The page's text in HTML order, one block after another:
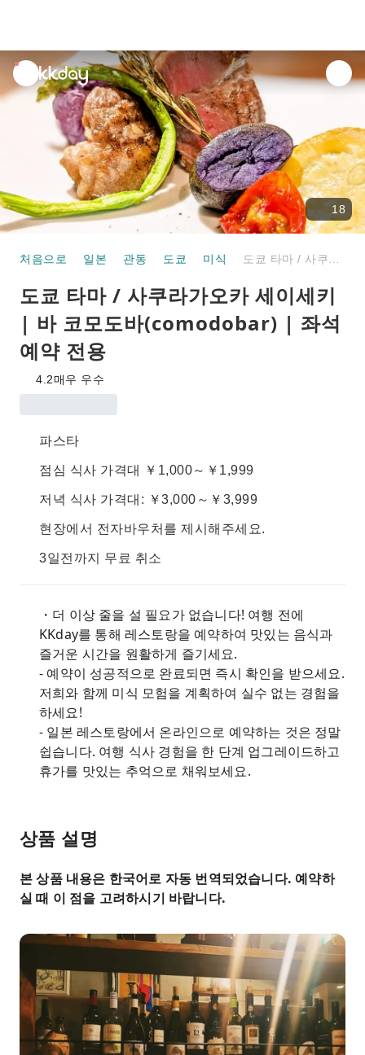
unread
notifications
18
처음으로 일본 관동 도쿄 미식
도쿄 타마 / 사쿠라가오카 세이세키
| 바 코모도바(comodobar) | 좌석
예약 전용
4.2매우 우수
파스타
점심 식사 가격대 ￥1,000～￥1,999
저녁 식사 가격대: ￥3,000～￥3,999
현장에서 전자바우처를 제시해주세요.
3일전까지 무료 취소
・더 이상 줄을 설 필요가 없습니다! 여행 전에
KKday를 통해 레스토랑을 예약하여 맛있는 음식과
즐거운 시간을 원활하게 즐기세요.
- 예약이 성공적으로 완료되면 즉시 확인을 받으세요.
저희와 함께 미식 모험을 계획하여 실수 없는 경험을
하세요!
- 일본 레스토랑에서 온라인으로 예약하는 것은 정말
쉽습니다. 여행 식사 경험을 한 단계 업그레이드하고
휴가를 맛있는 추억으로 채워보세요.
상품 설명
본 상품 내용은 한국어로 자동 번역되었습니다. 예약하
실 때 이 점을 고려하시기 바랍니다.